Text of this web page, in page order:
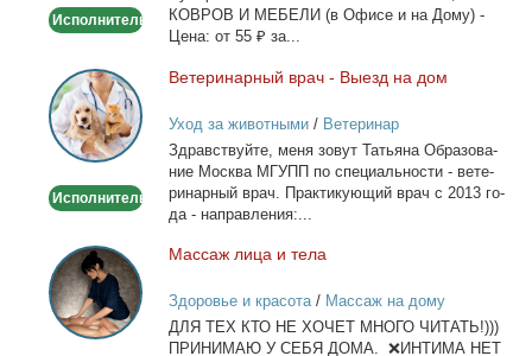
Исполнитель
КОВРОВ И МЕБЕЛИ (в Офи­се и на До­му) -
Це­на: от 55 ₽ за...
Ветеринарный
врач
-
Выезд
дом
Исполнитель
Ве­те­ри­нар­ный врач - Вы­езд на дом
Уход за животными/ Ветеринар
Здрав­ствуй­те, ме­ня зо­вут Та­тья­на Об­ра­зо­ва­
ние Москва МГУПП по спе­ци­аль­но­сти - ве­те­
ри­нар­ный врач. Прак­ти­ку­ю­щий врач с 2013 го­
да - на­прав­ле­ния:...
Массаж
лица
и
тела
Мас­саж ли­ца и те­ла
Здоровье и красота/ Массаж на дому
ДЛЯ ТЕХ КТО НЕ ХОЧЕТ МНОГО ЧИТАТЬ!)))
ПРИНИМАЮ У СЕБЯ ДОМА. ❌ИНТИМА НЕТ